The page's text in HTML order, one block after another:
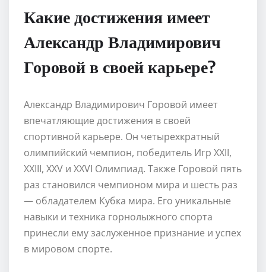
Какие достижения имеет
Александр Владимирович
Горовой в своей карьере?
Александр Владимирович Горовой имеет
впечатляющие достижения в своей
спортивной карьере. Он четырехкратный
олимпийский чемпион, победитель Игр XXII,
XXIII, XXV и XXVI Олимпиад. Также Горовой пять
раз становился чемпионом мира и шесть раз
— обладателем Кубка мира. Его уникальные
навыки и техника горнолыжного спорта
принесли ему заслуженное признание и успех
в мировом спорте.